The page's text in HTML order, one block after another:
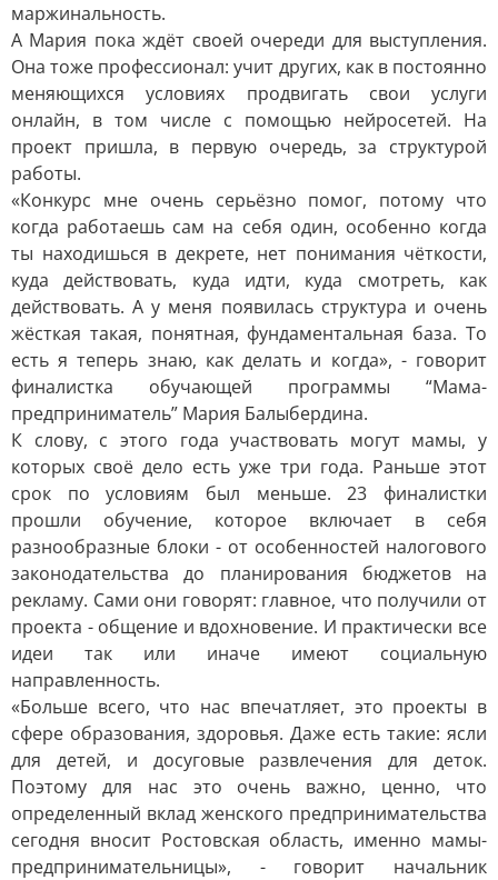
маржинальность.
А Мария пока ждёт своей очереди для выступления.
Она тоже профессионал: учит других, как в постоянно
меняющихся условиях продвигать свои услуги
онлайн, в том числе с помощью нейросетей. На
проект пришла, в первую очередь, за структурой
работы.
«Конкурс мне очень серьёзно помог, потому что
когда работаешь сам на себя один, особенно когда
ты находишься в декрете, нет понимания чёткости,
куда действовать, куда идти, куда смотреть, как
действовать. А у меня появилась структура и очень
жёсткая такая, понятная, фундаментальная база. То
есть я теперь знаю, как делать и когда», - говорит
финалистка обучающей программы “Мама-
предприниматель” Мария Балыбердина.
К слову, с этого года участвовать могут мамы, у
которых своё дело есть уже три года. Раньше этот
срок по условиям был меньше. 23 финалистки
прошли обучение, которое включает в себя
разнообразные блоки - от особенностей налогового
законодательства до планирования бюджетов на
рекламу. Сами они говорят: главное, что получили от
проекта - общение и вдохновение. И практически все
идеи так или иначе имеют социальную
направленность.
«Больше всего, что нас впечатляет, это проекты в
сфере образования, здоровья. Даже есть такие: ясли
для детей, и досуговые развлечения для деток.
Поэтому для нас это очень важно, ценно, что
определенный вклад женского предпринимательства
сегодня вносит Ростовская область, именно мамы-
предпринимательницы», - говорит начальник